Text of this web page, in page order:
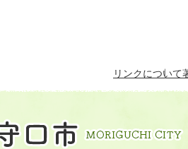
リンクについて